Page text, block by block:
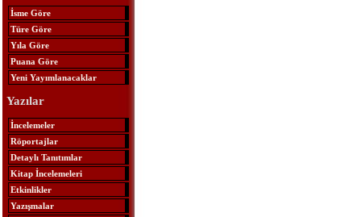
İsme Göre
Türe Göre
Yıla Göre
Puana Göre
Yeni Yayımlanacaklar
Yazılar
İncelemeler
Röportajlar
Detaylı Tanıtımlar
Kitap İncelemeleri
Etkinlikler
Yazışmalar